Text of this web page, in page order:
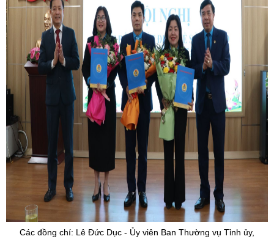
Các đồng chí: Lê Đức Dục - Ủy viên Ban Thường vụ Tỉnh ủy,